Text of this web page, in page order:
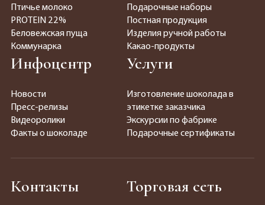
Птичье молоко
PROTEIN 22%
Беловежская пуща
Коммунарка
Подарочные наборы
Постная продукция
Изделия ручной работы
Какао-продукты
Инфоцентр
Новости
Пресс-релизы
Видеоролики
Факты о шоколаде
Услуги
Изготовление шоколада в
этикетке заказчика
Экскурсии по фабрике
Подарочные сертификаты
Контакты Торговая сеть